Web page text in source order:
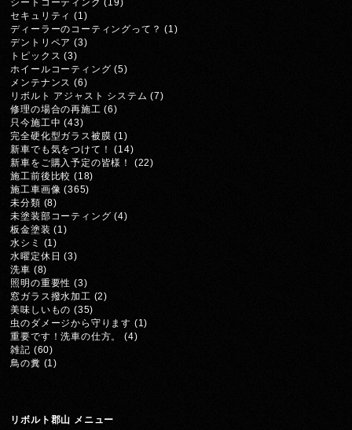
シートコーティング (19)
セキュリティ (1)
ディーラーのコーティングって？ (1)
デントリペア (3)
トピックス (3)
ホイールコーティング (5)
メンテナンス (6)
リボルト アジャスト システム (7)
修理の場合の再施工 (6)
只今施工中 (43)
完全硬化型ガラス被膜 (1)
新車でも気をつけて！
(14)
新車をご購入予定の皆様！
(22)
施工前後比較 (18)
施工車画像 (365)
未分類 (8)
未塗装部コーティング (4)
板金塗装 (1)
水シミ
(1)
水曜定休日 (3)
洗車 (8)
照明の重要性 (3)
窓ガラス撥水加工 (2)
美味しいもの (35)
虫のダメージから守ります (1)
重要です！洗車の仕方。
(4)
雑記 (60)
鳥の糞 (1)
リボルト郡山 メニュー